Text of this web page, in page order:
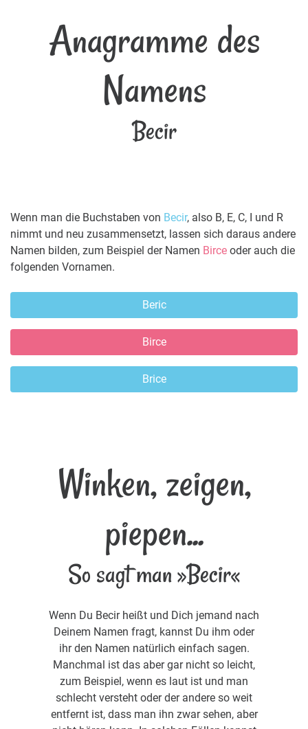
Anagramme des
Namens
Becir
Wenn man die Buchstaben von Becir, also B, E, C, I und R
nimmt und neu zusammensetzt, lassen sich daraus andere
Namen bilden, zum Beispiel der Namen Birce oder auch die
folgenden Vornamen.
Beric
Birce
Brice
Winken, zeigen,
piepen...
So sagt man »Becir«
Wenn Du Becir heißt und Dich jemand nach
Deinem Namen fragt, kannst Du ihm oder
ihr den Namen natürlich einfach sagen.
Manchmal ist das aber gar nicht so leicht,
zum Beispiel, wenn es laut ist und man
schlecht versteht oder der andere so weit
entfernt ist, dass man ihn zwar sehen, aber